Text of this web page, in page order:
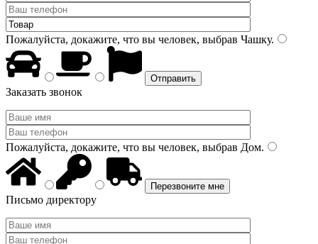
Пожалуйста, докажите, что вы человек, выбрав Чашку.
Заказать звонок
Пожалуйста, докажите, что вы человек, выбрав Дом.
Письмо директору